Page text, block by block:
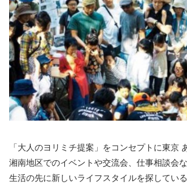
「大人のヨリミチ提案」をコンセプトに東京
湘南地区でのイベントや交流会、仕事相談会
生活の先に新しいライフスタイルを探してい